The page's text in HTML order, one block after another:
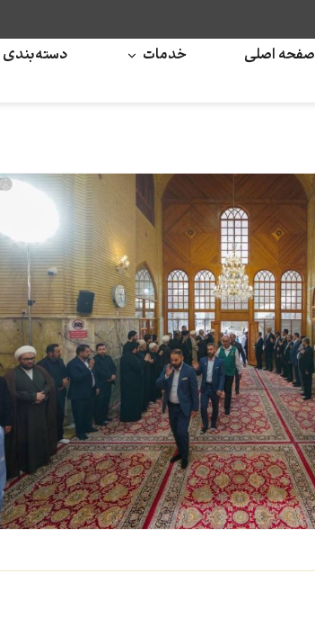
صفحه اصلی خدمات دسته‌بندی